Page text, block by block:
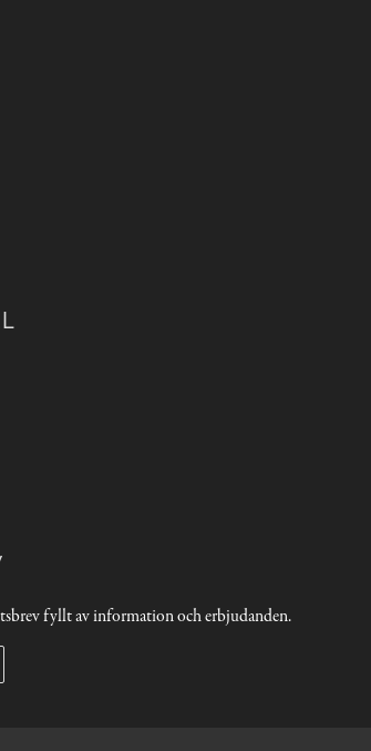
fyllt av information och erbjudanden.